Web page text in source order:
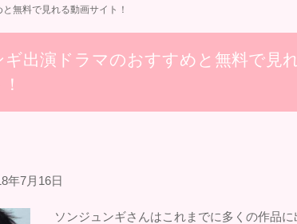
無料で見れる動画サイト！
ギ出演ドラマのおすすめと無料で見
年7月16日
ソンジュンギさんはこれまでに多くの作品に